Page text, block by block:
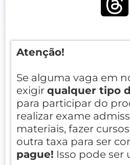
Atenção!
Se alguma vaga em
exigir qualquer tipo
para participar do
realizar exame
materiais, fazer
outra taxa para ser
pague! Isso pode ser